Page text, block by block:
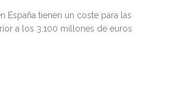
España tienen un coste para las
a los 3.100 millones de euros